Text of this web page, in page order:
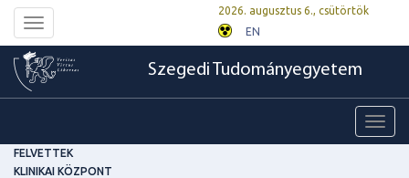
Toggle
navigation
2026. augusztus 6., csütörtök
EN
Szegedi Tudományegyetem
FELVETTEK
KLINIKAI KÖZPONT